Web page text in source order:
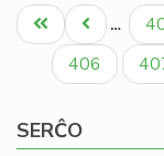
Pagination
Unua
paĝo
Antaŭa
paĝo
…
Paĝo
406
SERĈO